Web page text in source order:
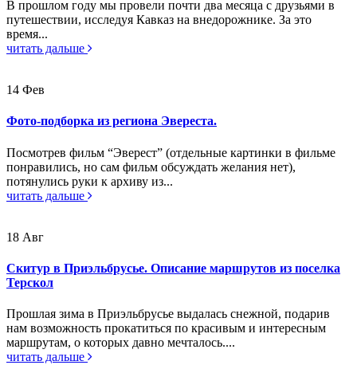
В прошлом году мы провели почти два месяца с друзьями в
путешествии, исследуя Кавказ на внедорожнике. За это
время...
читать дальше
14 Фев
Фото-подборка из региона Эвереста.
Посмотрев фильм “Эверест” (отдельные картинки в фильме
понравились, но сам фильм обсуждать желания нет),
потянулись руки к архиву из...
читать дальше
18 Авг
Скитур в Приэльбрусье. Описание маршрутов из поселка
Терскол
Прошлая зима в Приэльбрусье выдалась снежной, подарив
нам возможность прокатиться по красивым и интересным
маршрутам, о которых давно мечталось....
читать дальше